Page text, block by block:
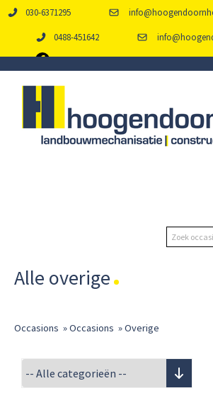
030-6371295
0488-451642
Alle overige
Occasions »Occasions »Overige